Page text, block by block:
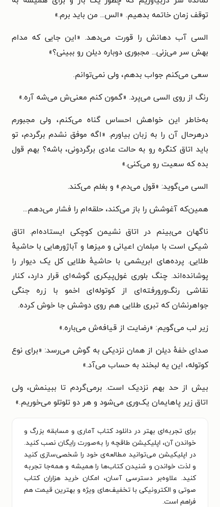
توقف زمان خاتمه بدهیم. «الس... من باید برم.»
السی آب دهانش را قورت می‌دهد. «این جایی که مدام
بهش سر می‌زنی... مجبوری دوباره دیلن رو ببینی؟»
سعی می‌کنم جواب بدهم، ولی نمی‌توانم.
رنگ از روی السی می‌پرد. «گمون کنم معنی‌ش می‌شه آره.»
به‌خاطر این خواهش احساس گناه می‌کنم، ولی مجبورم
درهرحال آن را به زبان بیاورم. «اگه موفق نشدم برگردم، تو
باید اتاق کنگره رو به حالت عادی برگردونی، باشه؟ بهم قول
بده که سعیت رو می‌کنی.»
السی می‌گوید: «قول می‌دم.» و بغلم می‌کند.
همین‌که آغوشش را باز می‌کند، حلقه‌ام را فشار می‌دهم...
ناگهان می‌بینم در اتاق نشیمن کوچکی ایستاده‌ام. اتاق
شیکی است با مبلمان اعیانی و میزها و آباژورهایی با حاشیهٔ
طلایی. پرده‌های ابریشمی با حاشیهٔ طلایی کل یک دیوار را
پوشانده‌اند. چنگ بلوری غول‌پیکری گوشه‌ای قرار دارد، کنار
نقاشی رنگ‌ورورفته‌ای از کوتوله‌ای اخمو با زره جنگی
جواهرنشان که تبری طلایی هم روی دوشش جا خوش کرده.
زیر لب می‌گویم: «رضایت از قیافه‌ش می‌باره.»
صدای خفهٔ دیلن از همان نزدیکی به گوش می‌رسد: «برای نوع
کوتوله، این یه لبخند به حساب می‌آد.»
بیش از حد بهم نزدیک است. برمی‌گردم تا ببینمش، ولی
اتاق زیر پاهایمان یک‌وری می‌شود و هر دو تلوتلو می‌خوریم.»
برای تجربه‌ای بهتر در دانلود کتاب آماری و مسابقه بزرگ و
خواندن آن، اپلیکیشن طاقچه را به‌صورت رایگان نصب کنید.
در اپلیکیشن می‌توانید مطالعه‌ی خود را شخصی‌سازی کنید
و لذت خواندن و شنیدن کتاب‌ها را همیشه و همه‌جا تجربه
کنید. علاوه‌بر دسترسی آسان، امکان خرید هزاران کتاب
صوتی و الکترونیکی با تخفیف‌های ویژه و بهترین قیمت هم
فراهم است.